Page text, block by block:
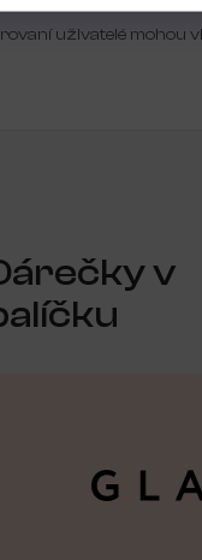
uživatelé mohou
v